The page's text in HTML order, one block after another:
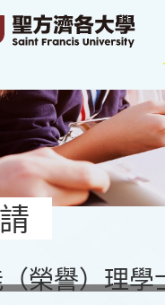
榮譽）理學